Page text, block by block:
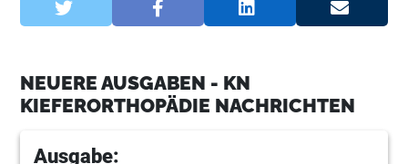
NEUERE AUSGABEN - KN
KIEFERORTHOPÄDIE NACHRICHTEN
Ausgabe: